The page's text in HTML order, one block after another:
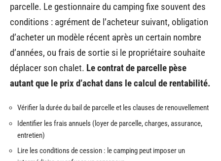
parcelle. Le gestionnaire du camping fixe souvent des
conditions : agrément de l’acheteur suivant, obligation
d’acheter un modèle récent après un certain nombre
d’années, ou frais de sortie si le propriétaire souhaite
déplacer son chalet. Le contrat de parcelle pèse
autant que le prix d’achat dans le calcul de rentabilité.
Vérifier la durée du bail de parcelle et les clauses de renouvellement
Identifier les frais annuels (loyer de parcelle, charges, assurance,
entretien)
Lire les conditions de cession : le camping peut imposer un